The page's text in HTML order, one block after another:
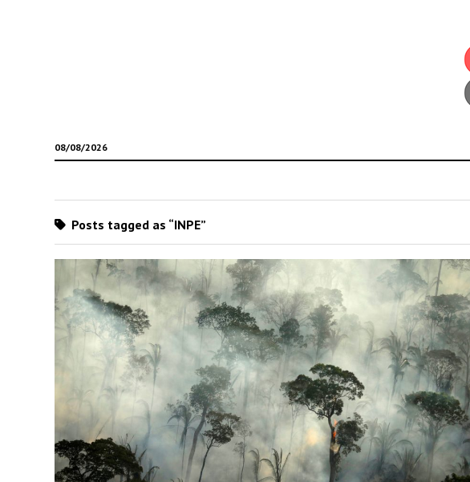
08/08/2026
Posts tagged as “INPE”